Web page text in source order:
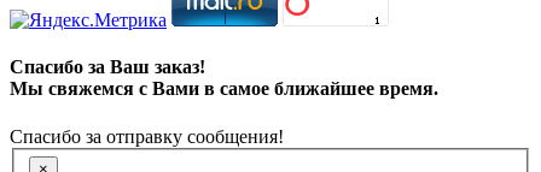
Спасибо за Ваш заказ!
Мы свяжемся с Вами в самое ближайшее время.
Спасибо за отправку сообщения!